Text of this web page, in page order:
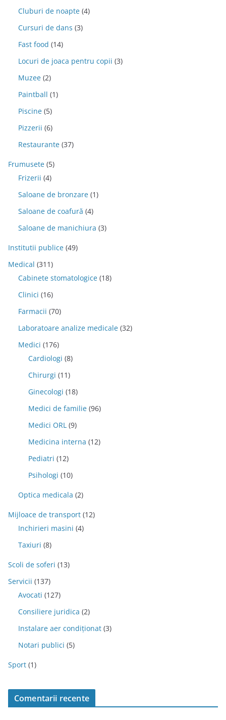
Cluburi de noapte (4)
Cursuri de dans (3)
Fast food (14)
Locuri de joaca pentru copii (3)
Muzee (2)
Paintball (1)
Piscine (5)
Pizzerii (6)
Restaurante (37)
Frumusete (5)
Frizerii (4)
Saloane de bronzare (1)
Saloane de coafură (4)
Saloane de manichiura (3)
Institutii publice (49)
Medical (311)
Cabinete stomatologice (18)
Clinici (16)
Farmacii (70)
Laboratoare analize medicale (32)
Medici (176)
Cardiologi (8)
Chirurgi (11)
Ginecologi (18)
Medici de familie (96)
Medici ORL (9)
Medicina interna (12)
Pediatri (12)
Psihologi (10)
Optica medicala (2)
Mijloace de transport (12)
Inchirieri masini (4)
Taxiuri (8)
Scoli de soferi (13)
Servicii (137)
Avocati (127)
Consiliere juridica (2)
Instalare aer condiționat (3)
Notari publici (5)
Sport (1)
Comentarii recente